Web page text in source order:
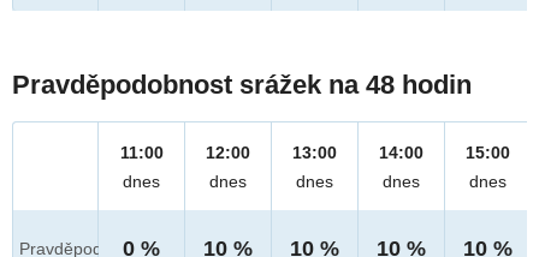
Pravděpodobnost srážek na 48 hodin
Pravděpod.
11:00
dnes
0 %
12:00
dnes
10 %
13:00
dnes
10 %
14:00
dnes
10 %
15:00
dnes
10 %